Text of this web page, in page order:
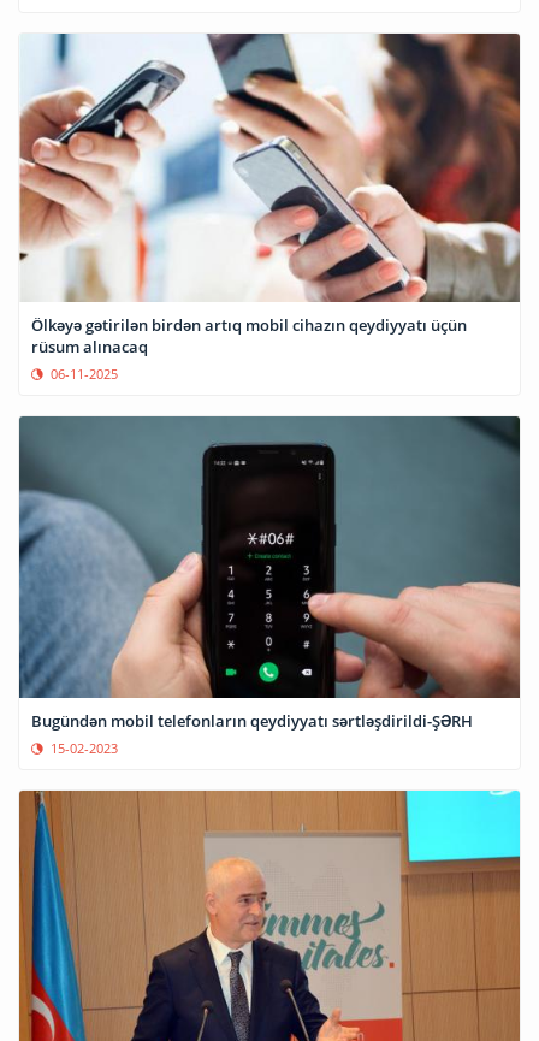
Ölkəyə gətirilən birdən artıq mobil cihazın qeydiyyatı üçün
rüsum alınacaq
06-11-2025
Bugündən mobil telefonların qeydiyyatı sərtləşdirildi-ŞƏRH
15-02-2023